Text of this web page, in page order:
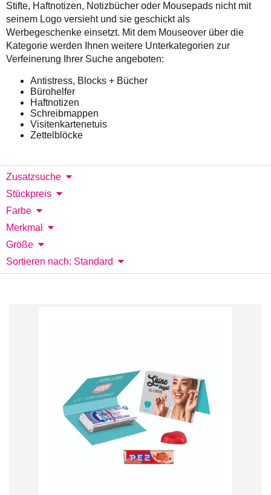
Stifte, Haftnotizen, Notizbücher oder Mousepads nicht mit
seinem Logo versieht und sie geschickt als
Werbegeschenke einsetzt. Mit dem Mouseover über die
Kategorie werden Ihnen weitere Unterkategorien zur
Verfeinerung Ihrer Suche angeboten:
Antistress, Blocks + Bücher
Bürohelfer
Haftnotizen
Schreibmappen
Visitenkartenetuis
Zettelblöcke
Zusatzsuche
Stückpreis
Farbe
Merkmal
Größe
Sortieren nach: Standard